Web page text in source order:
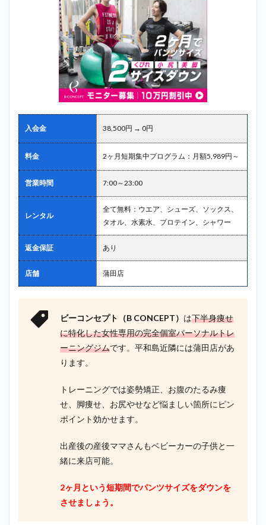
入会金 38,500円 → 0円
料金 2ヶ月短期集中プログラム：月額5,989円～
営業時間 7:00～23:00
レンタル
全て無料：ウエア、シューズ、ソックス、
タオル、水素水、プロテイン、シャワー
返金保証 あり
店舗 蒲田店
ビーコンセプト（B CONCEPT） は下半身痩せ
に特化した女性専用の完全個室パーソナルトレ
ーニングジムです。平和島近隣には蒲田店があ
ります。
トレーニングでは姿勢矯正、お腹のたるみ痩
せ、脚痩せ、お尻やせなど悩ましい箇所にピン
ポイント効かせます。
出産後の産後ママさんもベビーカーの子供と一
緒に来店可能。
2ヶ月という短期間でパンツサイズをダウンを
させましょう。